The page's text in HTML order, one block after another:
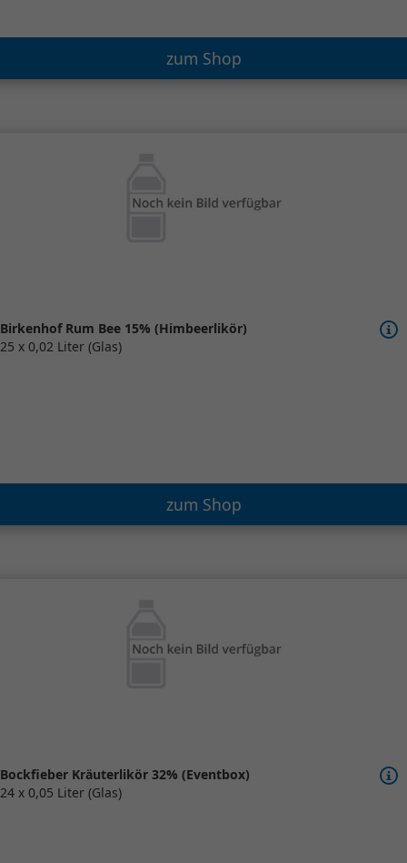
zum Shop
Birkenhof Rum Bee 15% (Himbeerlikör)
25 x 0,02 Liter (Glas)
zum Shop
Bockfieber Kräuterlikör 32% (Eventbox)
24 x 0,05 Liter (Glas)